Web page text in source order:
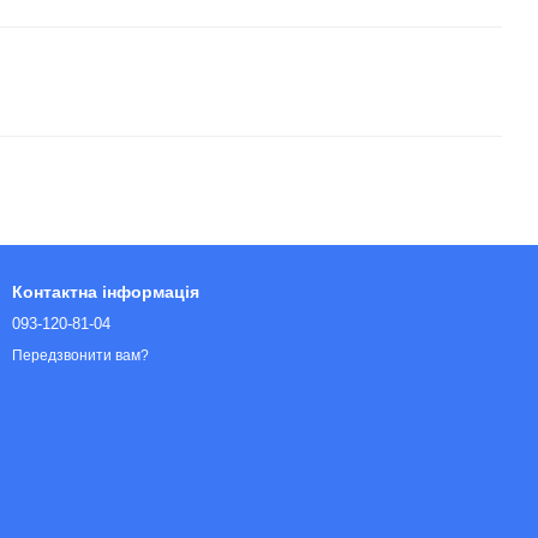
Контактна інформація
093-120-81-04
Передзвонити вам?